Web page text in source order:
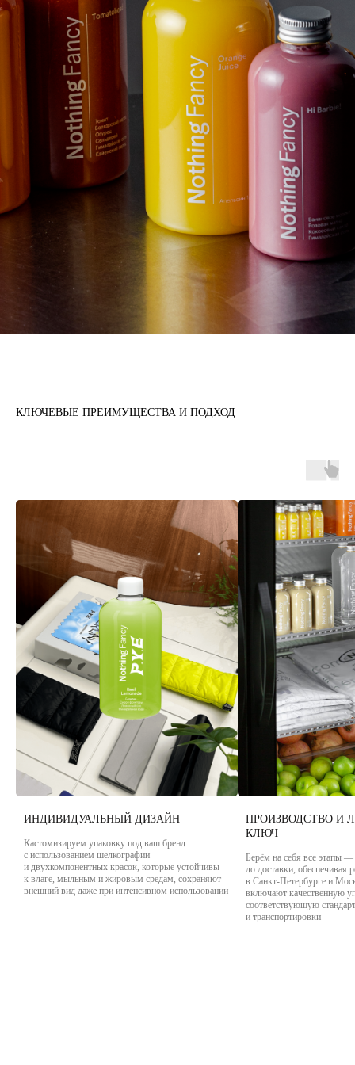
КЛЮЧЕВЫЕ ПРЕИМУЩЕСТВА И ПОДХОД
ИНДИВИДУАЛЬНЫЙ ДИЗАЙН
Кастомизируем упаковку под ваш бренд
с использованием шелкографии
и двухкомпонентных красок, которые устойчивы
к влаге, мыльным и жировым средам, сохраняют
внешний вид даже при интенсивном использовании
ПРОИЗВОДСТВО И
КЛЮЧ
Берём на себя все этапы —
до доставки, обеспечивая
в Санкт-Петербурге и
включают качественную
соответствующую
и транспортировки